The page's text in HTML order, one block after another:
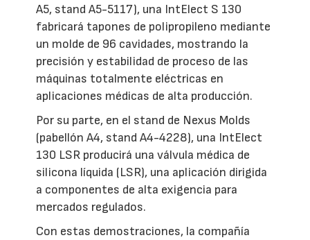
A5, stand A5-5117), una IntElect S 130
fabricará tapones de polipropileno mediante
un molde de 96 cavidades, mostrando la
precisión y estabilidad de proceso de las
máquinas totalmente eléctricas en
aplicaciones médicas de alta producción.
Por su parte, en el stand de Nexus Molds
(pabellón A4, stand A4-4228), una IntElect
130 LSR producirá una válvula médica de
silicona líquida (LSR), una aplicación dirigida
a componentes de alta exigencia para
mercados regulados.
Con estas demostraciones, la compañía